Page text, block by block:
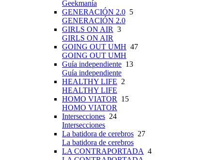
Geekmanía
GENERACIÓN 2.0 5
GENERACIÓN 2.0
GIRLS ON AIR 3
GIRLS ON AIR
GOING OUT UMH 47
GOING OUT UMH
Guía independiente 13
Guía independiente
HEALTHY LIFE 2
HEALTHY LIFE
HOMO VIATOR
15
HOMO VIATOR
Intersecciones 24
Intersecciones
La batidora de cerebros 27
La batidora de cerebros
LA CONTRAPORTADA 4